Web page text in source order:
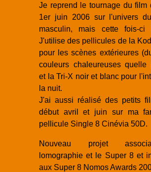
Je reprend le tournage du film
1er juin 2006 sur l'univers
masculin, mais cette fois-ci
J'utilise des pellicules de la
pour les scènes extérieures
couleurs chaleureuses quelle
et la Tri-X noir et blanc pour
la nuit.
J'ai aussi réalisé des petits
début avril et juin sur ma
pellicule Single 8 Cinévia 50D.
Nouveau projet
lomographie et le Super 8 et
aux Super 8 Nomos Awards